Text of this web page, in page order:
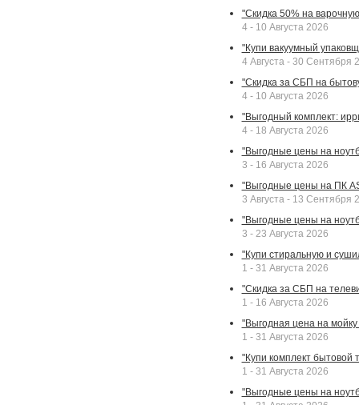
"Скидка 50% на
4 - 10 Августа 2026
"Купи вакуумный
4 Августа - 30 Сентября
"Скидка за СБП на
4 - 10 Августа 2026
"Выгодный комплект:
4 - 18 Августа 2026
"Выгодные цены на
3 - 16 Августа 2026
"Выгодные цены на ПК
3 Августа - 13 Сентября
"Выгодные цены на
3 - 23 Августа 2026
"Купи стиральную и
1 - 31 Августа 2026
"Скидка за СБП на
1 - 16 Августа 2026
"Выгодная цена на
1 - 31 Августа 2026
"Купи комплект бытовой
1 - 31 Августа 2026
"Выгодные цены на